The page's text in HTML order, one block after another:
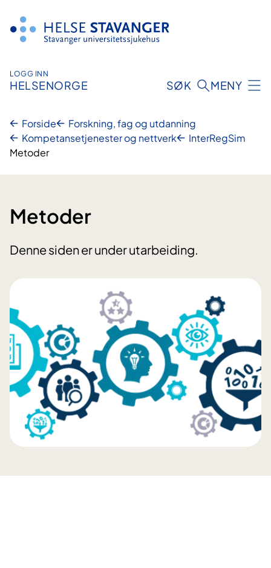
innhold
LOGG INN
HELSENORGE SØK MENY
Forside
Forskning, fag og utdanning
Kompetansetjenester og nettverk
InterRegSim
Metoder
Metoder
Denne siden er under utarbeiding.